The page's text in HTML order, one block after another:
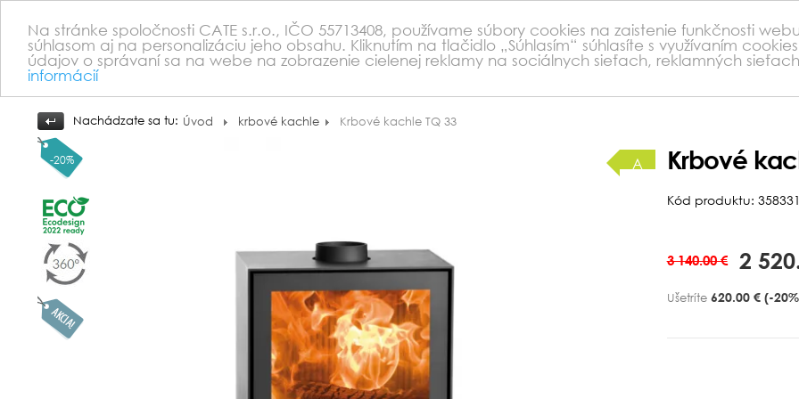
Na stránke spoločnosti CATE s.r.o., IČO 55713408, používame súbory cookies na zaistenie funkčnosti
súhlasom aj na personalizáciu jeho obsahu. Kliknutím na tlačidlo „Súhlasím“ súhlasíte s využívaním
údajov o správaní sa na webe na zobrazenie cielenej reklamy na sociálnych sieťach, reklamných
informácií
Nachádzate sa tu: Úvod krbové kachle Krbové kachle TQ 33
-20% A Krbové
Kód produktu:
3 140.00 € 2
Ušetríte 620.00 € (-